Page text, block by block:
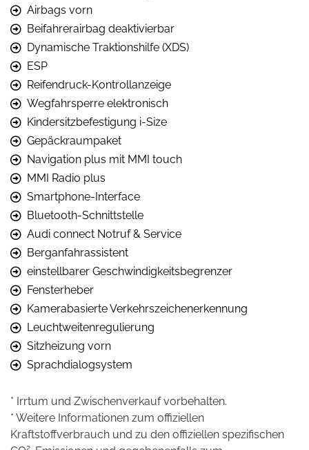
Airbags vorn
Beifahrerairbag deaktivierbar
Dynamische Traktionshilfe (XDS)
ESP
Reifendruck-Kontrollanzeige
Wegfahrsperre elektronisch
Kindersitzbefestigung i-Size
Gepäckraumpaket
Navigation plus mit MMI touch
MMI Radio plus
Smartphone-Interface
Bluetooth-Schnittstelle
Audi connect Notruf & Service
Berganfahrassistent
einstellbarer Geschwindigkeitsbegrenzer
Fensterheber
Kamerabasierte Verkehrszeichenerkennung
Leuchtweitenregulierung
Sitzheizung vorn
Sprachdialogsystem
* Irrtum und Zwischenverkauf vorbehalten.
* Weitere Informationen zum offiziellen
Kraftstoffverbrauch und zu den offiziellen spezifischen
2